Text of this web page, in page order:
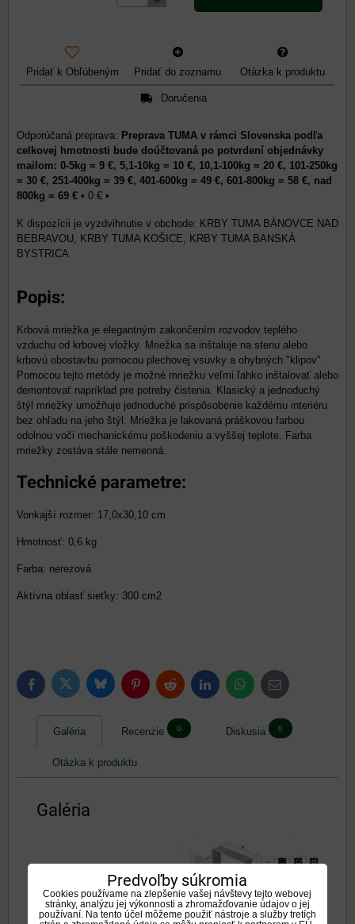
Pridať k Obľúbeným Pridať do zoznamu Otázka k produktu
Doručenia
Preprava TUMA v rámci Slovenska podľa
celkovej hmotnosti bude doúčtovaná po potvrdení objednávky
mailom: 0-5kg = 9 €, 5,1-10kg = 10 €, 10,1-100kg = 20 €, 101-250kg
= 30 €, 251-400kg = 39 €, 401-600kg = 49 €, 601-800kg = 58 €, nad
800kg = 69 € • 0 € •
KRBY TUMA BÁNOVCE NAD
BEBRAVOU, KRBY TUMA KOŠICE, KRBY TUMA BANSKÁ
BYSTRICA
Popis:
Krbová mriežka je elegantným zakončením rozvodov teplého
vzduchu od krbovej vložky. Mriežka sa inštaluje na stenu alebo
krbovú obostavbu pomocou plechovej vsuvky a ohybných "klipov".
Pomocou tejto metódy je možné mriežku veľmi ľahko inštalovať alebo
demontovať napríklad pre potreby čistenia. Klasický a jednoduchý
štýl mriežky umožňuje jednoduché prispôsobenie každému interiéru
bez ohľadu na jeho štýl. Mriežka je lakovaná práškovou farbou
odolnou voči mechanickému poškodeniu a vyššej teplote. Farba
mriežky zostáva stále nemenná.
Technické parametre:
Vonkajší rozmer: 17,0x30,10 cm
Hmotnosť: 0,6 kg
Farba: nerezová
Aktívna oblasť sieťky: 300 cm2
FacebookTwitter BlueskyPinterestReddit LinkedInWhatsApp
E-
mail
Galéria Recenzie 0 Diskusia 0
Otázka k produktu
Galéria
Predvoľby súkromia
Cookies používame na zlepšenie vašej návštevy tejto webovej
stránky, analýzu jej výkonnosti a zhromažďovanie údajov o jej
používaní. Na tento účel môžeme použiť nástroje a služby tretích